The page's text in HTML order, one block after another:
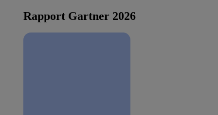
Rapport Gartner 2026